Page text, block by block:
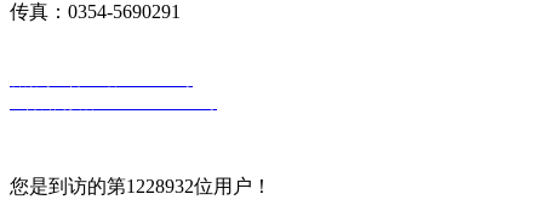
传真：0354-5690291
您是到访的第1228932位用户！